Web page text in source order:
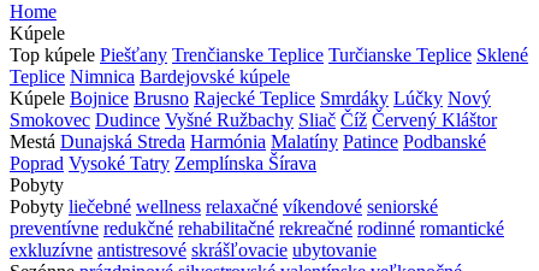
Home
Kúpele
Top kúpele Piešťany Trenčianske Teplice Turčianske Teplice Sklené
Teplice Nimnica Bardejovské kúpele
Kúpele Bojnice Brusno Rajecké Teplice Smrdáky Lúčky Nový
Smokovec Dudince Vyšné Ružbachy Sliač Číž Červený Kláštor
Mestá Dunajská Streda Harmónia Malatíny Patince Podbanské
Poprad Vysoké Tatry Zemplínska Šírava
Pobyty
Pobyty liečebné wellness relaxačné víkendové seniorské
preventívne redukčné rehabilitačné rekreačné rodinné romantické
exkluzívne antistresové skrášľovacie ubytovanie